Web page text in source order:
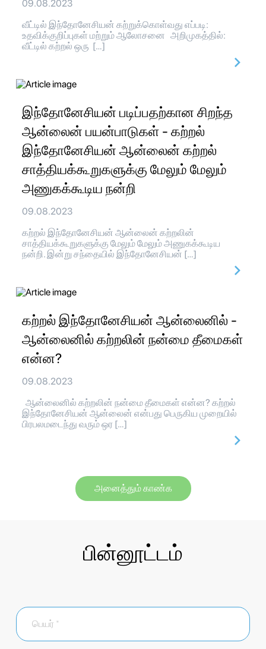
09.08.2023
வீட்டில் இந்தோனேசியன் கற்றுக்கொள்வது எப்படி:
உதவிக்குறிப்புகள் மற்றும் ஆலோசனை அறிமுகத்தில்:
வீட்டில் கற்றல் ஒரு […]
இந்தோனேசியன் படிப்பதற்கான சிறந்த
ஆன்லைன் பயன்பாடுகள் - கற்றல்
இந்தோனேசியன் ஆன்லைன் கற்றல்
சாத்தியக்கூறுகளுக்கு மேலும் மேலும்
அணுகக்கூடிய நன்றி
09.08.2023
கற்றல் இந்தோனேசியன் ஆன்லைன் கற்றலின்
சாத்தியக்கூறுகளுக்கு மேலும் மேலும் அணுகக்கூடிய
நன்றி. இன்று சந்தையில் இந்தோனேசியன் […]
கற்றல் இந்தோனேசியன் ஆன்லைனில் -
ஆன்லைனில் கற்றலின் நன்மை தீமைகள்
என்ன?
09.08.2023
ஆன்லைனில் கற்றலின் நன்மை தீமைகள் என்ன? கற்றல்
இந்தோனேசியன் ஆன்லைன் என்பது பெருகிய முறையில்
பிரபலமடைந்து வரும் ஒர […]
அனைத்தும் காண்க
பின்னூட்டம்